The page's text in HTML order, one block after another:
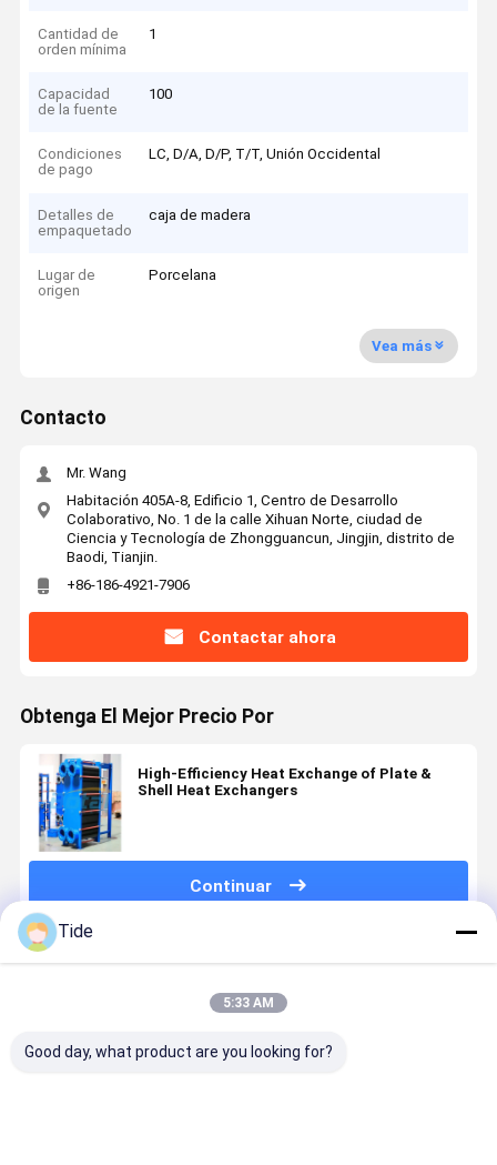
Cantidad de
orden mínima
1
Capacidad
de la fuente
100
Condiciones
de pago
LC, D/A, D/P, T/T, Unión Occidental
Detalles de
empaquetado
caja de madera
Lugar de
origen
Porcelana
Vea más
Contacto
Mr. Wang
Habitación 405A-8, Edificio 1, Centro de Desarrollo
Colaborativo, No. 1 de la calle Xihuan Norte, ciudad de
Ciencia y Tecnología de Zhongguancun, Jingjin, distrito de
Baodi, Tianjin.
+86-186-4921-7906
Contactar ahora
Obtenga El Mejor Precio Por
High-Efficiency Heat Exchange of Plate &
Shell Heat Exchangers
Continuar
Productos Recomendados
Tide
5:33 AM
Good day, what product are you looking for?